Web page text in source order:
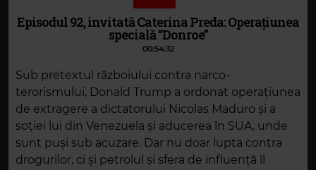
Episodul 92, invitată Caterina Preda: Operațiunea
specială “Donroe”
00:54:32
Sub pretextul războiului contra narco-
terorismului, Donald Trump a ordonat operațiunea
de extragere a dictatorului Nicolas Maduro și a
soției lui din Venezuela și aducerea în SUA, unde
sunt puși sub acuzare. Dar nu doar lupta contra
drogurilor, ci și petrolul și sfera de influență îl